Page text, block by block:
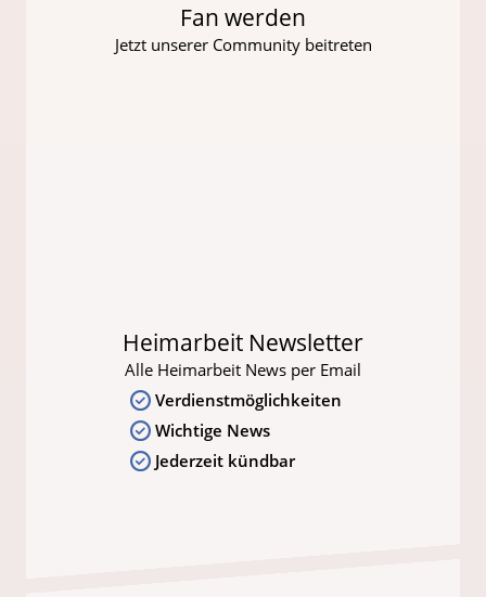
Fan werden
Jetzt unserer Community beitreten
Heimarbeit Newsletter
Alle Heimarbeit News per Email
Verdienstmöglichkeiten
Wichtige News
Jederzeit kündbar